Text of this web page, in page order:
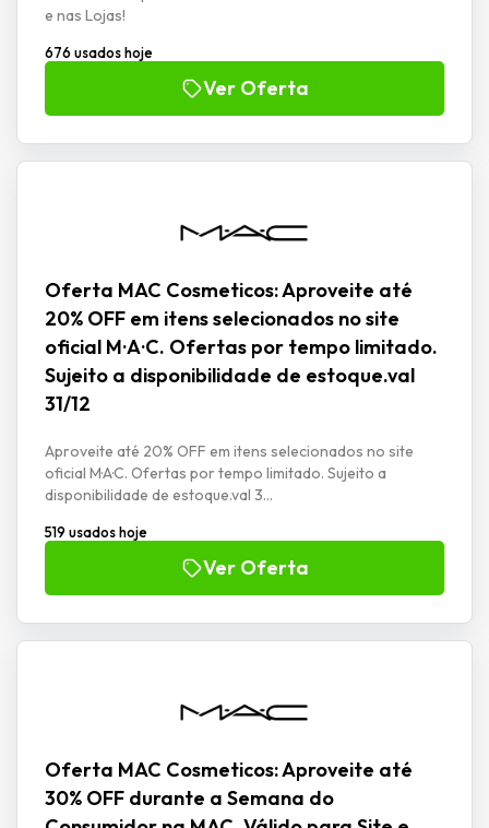
e nas Lojas!
676 usados hoje
Ver Oferta
Oferta MAC Cosmeticos: Aproveite até
20% OFF em itens selecionados no site
oficial M·A·C. Ofertas por tempo limitado.
Sujeito a disponibilidade de estoque.val
31/12
Aproveite até 20% OFF em itens selecionados no site
oficial M·A·C. Ofertas por tempo limitado. Sujeito a
disponibilidade de estoque.val 3...
519 usados hoje
Ver Oferta
Oferta MAC Cosmeticos: Aproveite até
30% OFF durante a Semana do